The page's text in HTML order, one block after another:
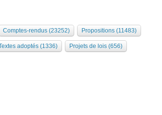
Comptes-rendus (23252) Propositions (11483)
adoptés (1336) Projets de lois (656)